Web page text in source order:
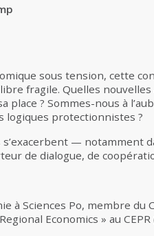
sous tension, cette
fragile. Quelles
place ? Sommes-nous à
logiques protectionnistes ?
— notamment
de dialogue, de
à Sciences Po, membre du
Economics » au